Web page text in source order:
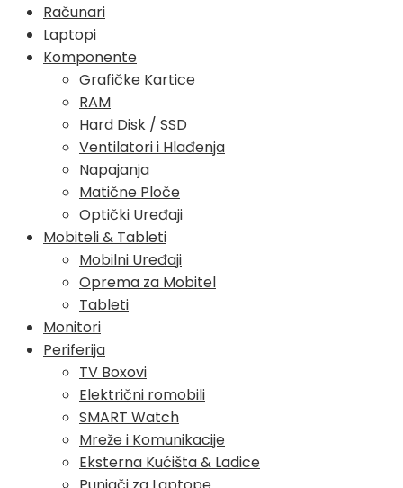
Računari
Laptopi
Komponente
Grafičke Kartice
RAM
Hard Disk / SSD
Ventilatori i Hlađenja
Napajanja
Matične Ploče
Optički Uređaji
Mobiteli & Tableti
Mobilni Uređaji
Oprema za Mobitel
Tableti
Monitori
Periferija
TV Boxovi
Električni romobili
SMART Watch
Mreže i Komunikacije
Eksterna Kućišta & Ladice